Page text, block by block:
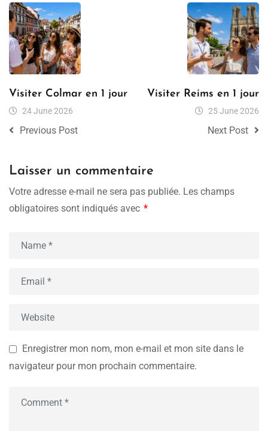
Visiter Colmar en 1 jour
24 June 2026
Previous Post
Visiter Reims en 1 jour
25 June 2026
Next Post
Laisser un commentaire
Votre adresse e-mail ne sera pas publiée. Les champs
obligatoires sont indiqués avec *
Enregistrer mon nom, mon e-mail et mon site dans le
navigateur pour mon prochain commentaire.